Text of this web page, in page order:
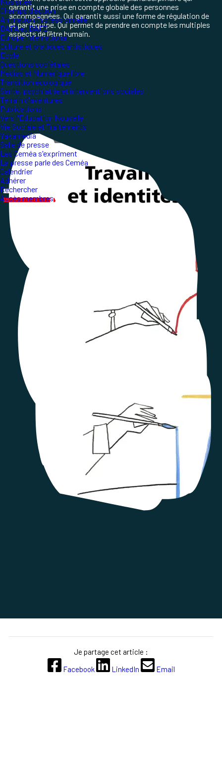
Champs d'action
Animation Professionnelle
BAFA et BAFD
Europe international
Culture et pratiques artistiques
École
Questions sociétales
Médias et Numérique libre
Transition écologique
Santé, psychiatrie et interventions sociales
Terrain d'aventures
Publications
Vers l'Éducation Nouvelle
Vie Sociale et Traitements
Yakamedia
Salle de presse
Les Ceméa s'expriment
La presse parle des Ceméa
Calendrier
Adhérer
Rechercher
Accès membres
garantit une prise en compte globale des personnes
accompagnées. Qui garantit aussi une forme de régulation de
et par l’équipe. Qui permet de prendre en compte les multiples
aspects de l’être humain.
Je partage cet article :
Facebook
LinkedIn Email